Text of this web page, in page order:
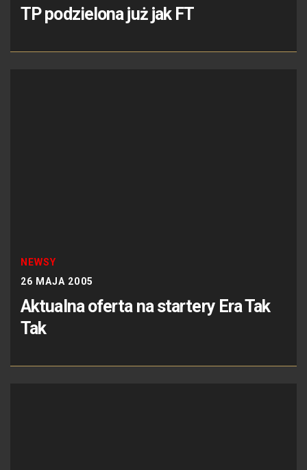
TP podzielona już jak FT
NEWSY
26 MAJA 2005
Aktualna oferta na startery Era Tak
Tak